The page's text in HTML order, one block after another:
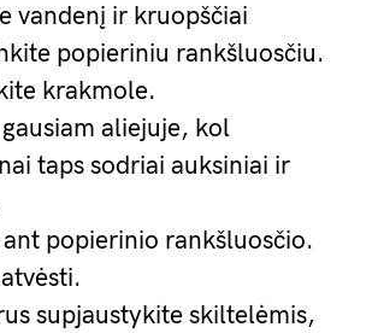
vandenį ir kruopščiai
popieriniu rankšluosčiu.
krakmole.
aliejuje, kol
taps sodriai auksiniai ir
popierinio rankšluosčio.
supjaustykite skiltelėmis,